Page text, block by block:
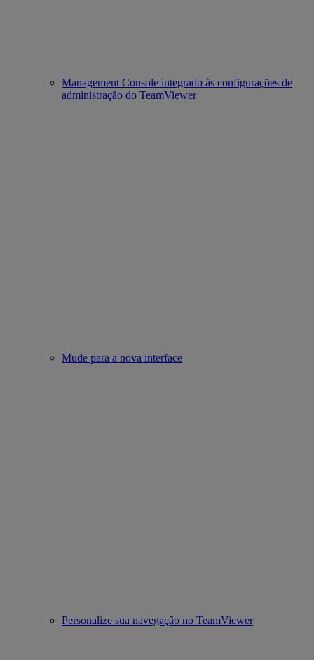
Management Console integrado às configurações de
administração do TeamViewer
Mude para a nova interface
Personalize sua navegação no TeamViewer